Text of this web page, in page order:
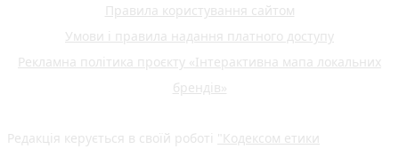
Правила користування сайтом
Умови і правила надання платного доступу
Рекламна політика проєкту «Інтерактивна мапа локальних
брендів»
Редакція керується в своїй роботі "Кодексом етики